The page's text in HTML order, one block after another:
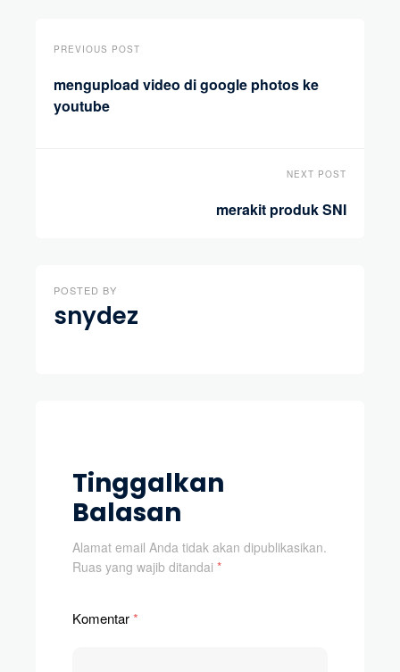
PREVIOUS POST
mengupload video di google photos ke
youtube
NEXT POST
merakit produk SNI
POSTED BY
snydez
Tinggalkan
Balasan
Alamat email Anda tidak akan dipublikasikan.
Ruas yang wajib ditandai *
Komentar*